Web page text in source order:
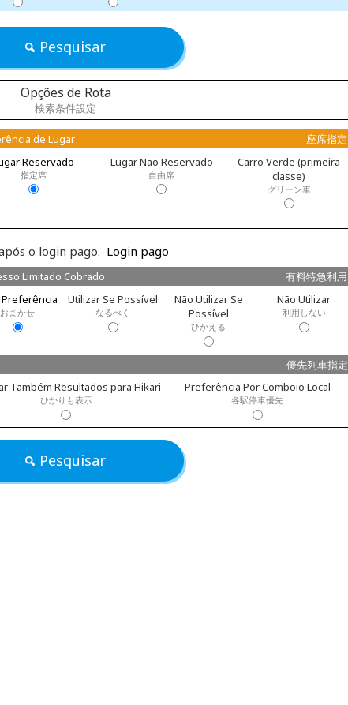
Pesquisar
Opções de Rota
検索条件設定
de Lugar
座席指定
Reservado
指定席
Lugar Não Reservado
自由席
Carro Verde (primeira
classe)
グリーン車
o login pago. Login pago
Limitado Cobrado
有料特急利用
おまかせ
Utilizar Se Possível
なるべく
Não Utilizar Se
Possível
ひかえる
Não Utilizar
利用しない
優先列車指定
Também Resultados para Hikari
ひかりも表示
Preferência Por Comboio Local
各駅停車優先
Pesquisar